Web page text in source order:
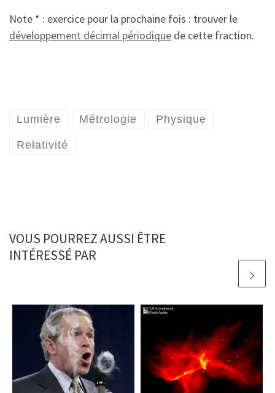
Note * : exercice pour la prochaine fois : trouver le
développement décimal périodique de cette fraction.
Lumière Métrologie Physique
Relativité
VOUS POURREZ AUSSI ÊTRE
INTÉRESSÉ PAR